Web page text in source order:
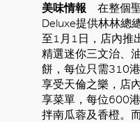
美味情報 在整個
Deluxe提供林林總
至1月1日，店內推
精選迷你三文治、
餅，每位只需310
享受天倫之樂，店
享菜單，每位600
拌南瓜蓉及香橙。